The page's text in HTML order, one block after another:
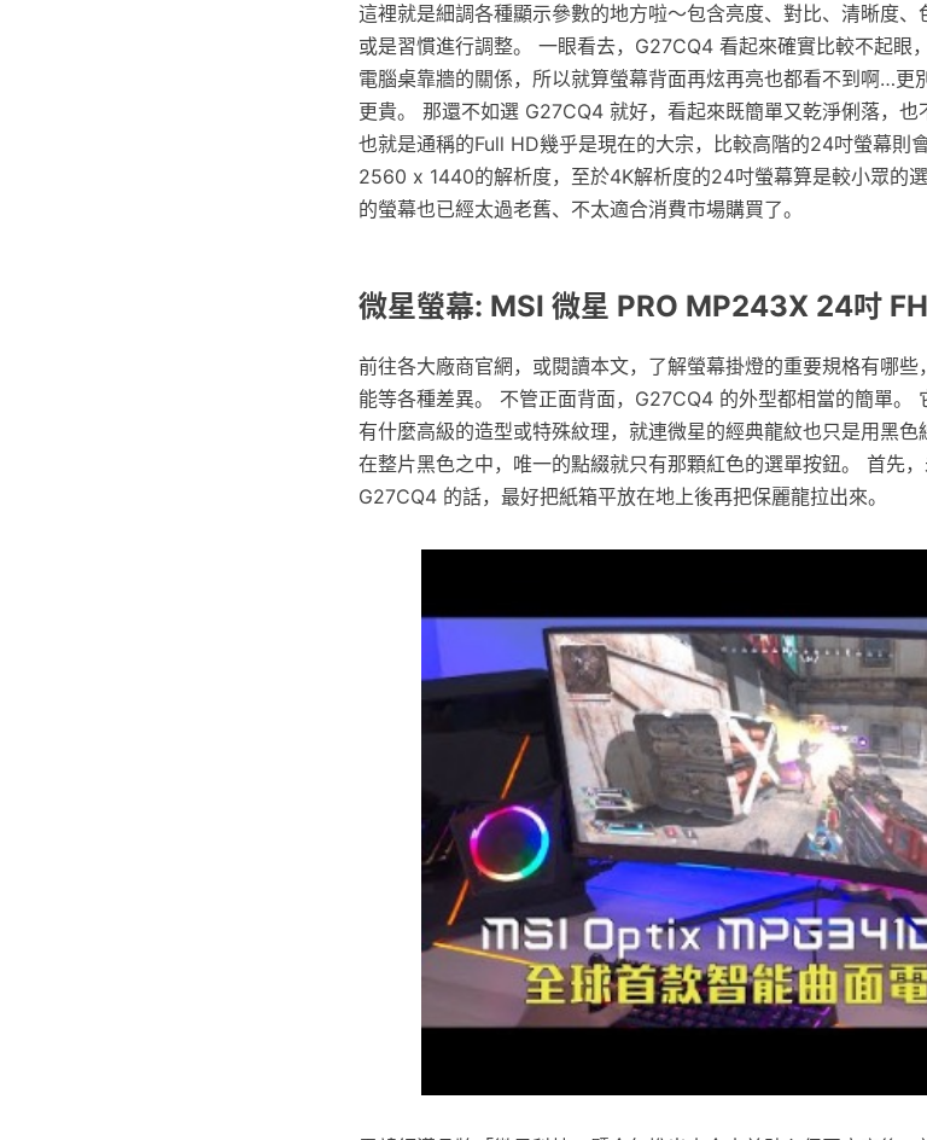
這裡就是細調各種顯示參數的地方啦～包含亮度、對比、清晰度
或是習慣進行調整。 一眼看去，G27CQ4 看起來確實比較不起眼
電腦桌靠牆的關係，所以就算螢幕背面再炫再亮也都看不到啊…更
更貴。 那還不如選 G27CQ4 就好，看起來既簡單又乾淨俐落，也
也就是通稱的Full HD幾乎是現在的大宗，比較高階的24吋螢幕則
2560 x 1440的解析度，至於4K解析度的24吋螢幕算是較小眾的
的螢幕也已經太過老舊、不太適合消費市場購買了。
微星螢幕: MSI 微星 PRO MP243X 24吋
前往各大廠商官網，或閱讀本文，了解螢幕掛燈的重要規格有哪
能等各種差異。 不管正面背面，G27CQ4 的外型都相當的簡單。
有什麼高級的造型或特殊紋理，就連微星的經典龍紋也只是用黑色
在整片黑色之中，唯一的點綴就只有那顆紅色的選單按鈕。 首先
G27CQ4 的話，最好把紙箱平放在地上後再把保麗龍拉出來。